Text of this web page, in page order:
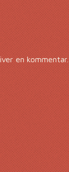
en kommentar.